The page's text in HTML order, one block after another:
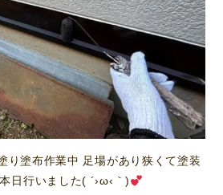
り塗布作業中 足場があり狭くて塗装
日行いました( ´›ω‹｀)